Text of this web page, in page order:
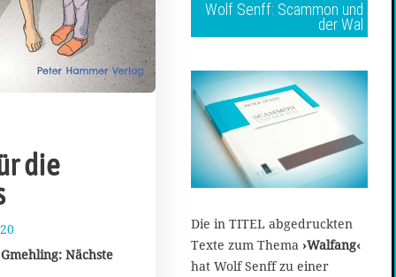
die
.
Nächste
Wolf Senff: Scammon und
der Wal
Die in TITEL abgedruckten
Texte zum Thema ›Walfang‹
hat Wolf Senff zu einer